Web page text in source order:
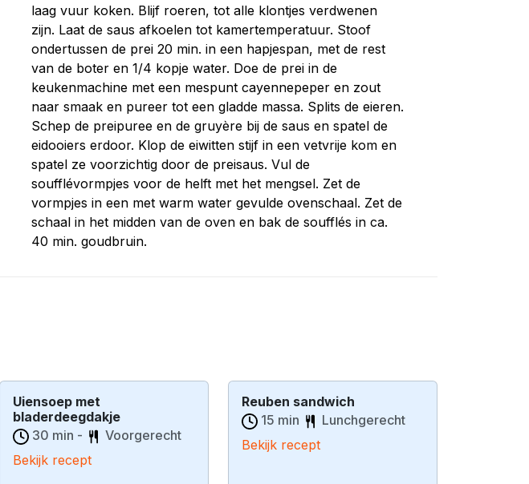
laag vuur koken. Blijf roeren, tot alle klontjes verdwenen
zijn. Laat de saus afkoelen tot kamertemperatuur. Stoof
ondertussen de prei 20 min. in een hapjespan, met de rest
van de boter en 1/4 kopje water. Doe de prei in de
keukenmachine met een mespunt cayennepeper en zout
naar smaak en pureer tot een gladde massa. Splits de eieren.
Schep de preipuree en de gruyère bij de saus en spatel de
eidooiers erdoor. Klop de eiwitten stijf in een vetvrije kom en
spatel ze voorzichtig door de preisaus. Vul de
soufflévormpjes voor de helft met het mengsel. Zet de
vormpjes in een met warm water gevulde ovenschaal. Zet de
schaal in het midden van de oven en bak de soufflés in ca.
40 min. goudbruin.
Uiensoep met
bladerdeegdakje
30 min -
Voorgerecht
Bekijk recept
Reuben sandwich
15 min
Lunchgerecht
Bekijk recept